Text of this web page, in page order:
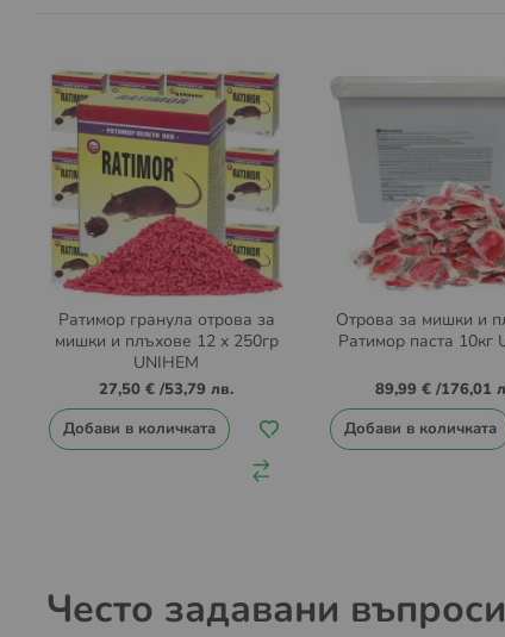
Ратимор гранула отрова за
мишки и плъхове 12 x 250гр
UNIHEM
27,50 € /53,79 лв.
Добави в количката
Отрова за мишки и
Ратимор паста 10кг
89,99 €/176,01
Добави в количката
Често задавани въпроси